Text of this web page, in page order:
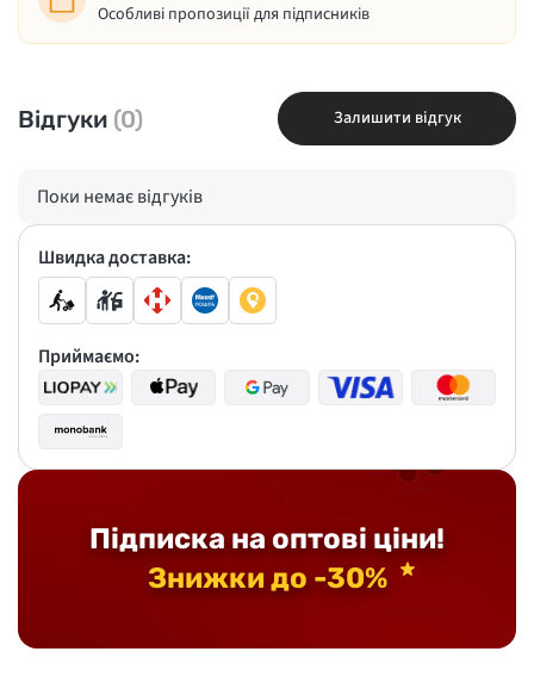
Особливі пропозиції для підписників
Відгуки (0) Залишити відгук
Поки немає відгуків
Підписка на оптові ціни!
Знижки до -30%
Швидка доставка:
Приймаємо: